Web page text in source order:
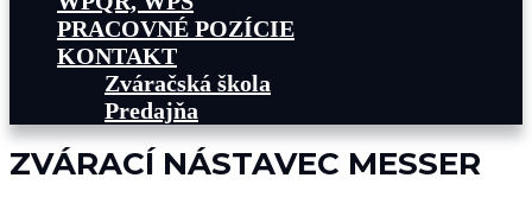
PRACOVNÉ POZÍCIE
KONTAKT
Zváračská škola
Predajňa
ZVÁRACÍ NÁSTAVEC MESSER